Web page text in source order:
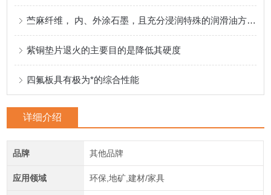
苎麻纤维， 内、外涂石墨，且充分浸润特殊的润滑油方形编织而成高水基盘根
紫铜垫片退火的主要目的是降低其硬度
四氟板具有极为*的综合性能
详细介绍
品牌 其他品牌
应用领域 环保,地矿,建材/家具